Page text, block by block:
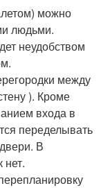
можно
людьми.
неудобством
между
). Кроме
входа в
переделывать
В
нет.